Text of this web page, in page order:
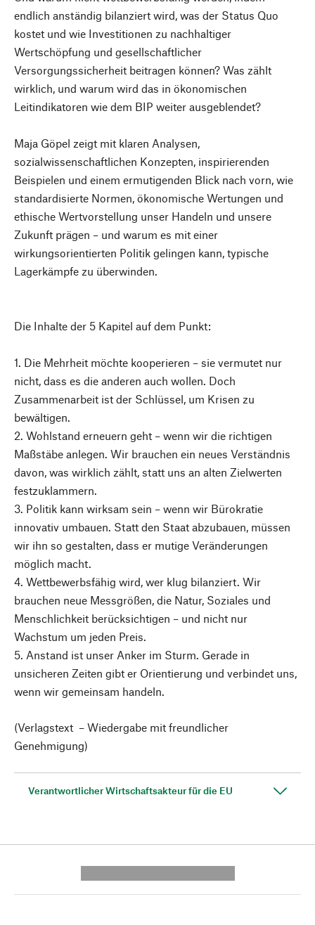
endlich anständig bilanziert wird, was der Status Quo
kostet und wie Investitionen zu nachhaltiger
Wertschöpfung und gesellschaftlicher
Versorgungssicherheit beitragen können? Was zählt
wirklich, und warum wird das in ökonomischen
Leitindikatoren wie dem BIP weiter ausgeblendet?
Maja Göpel zeigt mit klaren Analysen,
sozialwissenschaftlichen Konzepten, inspirierenden
Beispielen und einem ermutigenden Blick nach vorn, wie
standardisierte Normen, ökonomische Wertungen und
ethische Wertvorstellung unser Handeln und unsere
Zukunft prägen – und warum es mit einer
wirkungsorientierten Politik gelingen kann, typische
Lagerkämpfe zu überwinden.
Die Inhalte der 5 Kapitel auf dem Punkt:
1. Die Mehrheit möchte kooperieren – sie vermutet nur
nicht, dass es die anderen auch wollen. Doch
Zusammenarbeit ist der Schlüssel, um Krisen zu
bewältigen.
2. Wohlstand erneuern geht – wenn wir die richtigen
Maßstäbe anlegen. Wir brauchen ein neues Verständnis
davon, was wirklich zählt, statt uns an alten Zielwerten
festzuklammern.
3. Politik kann wirksam sein – wenn wir Bürokratie
innovativ umbauen. Statt den Staat abzubauen, müssen
wir ihn so gestalten, dass er mutige Veränderungen
möglich macht.
4. Wettbewerbsfähig wird, wer klug bilanziert. Wir
brauchen neue Messgrößen, die Natur, Soziales und
Menschlichkeit berücksichtigen – und nicht nur
Wachstum um jeden Preis.
5. Anstand ist unser Anker im Sturm. Gerade in
unsicheren Zeiten gibt er Orientierung und verbindet uns,
wenn wir gemeinsam handeln.
(Verlagstext – Wiedergabe mit freundlicher
Genehmigung)
Verantwortlicher Wirtschaftsakteur für die EU